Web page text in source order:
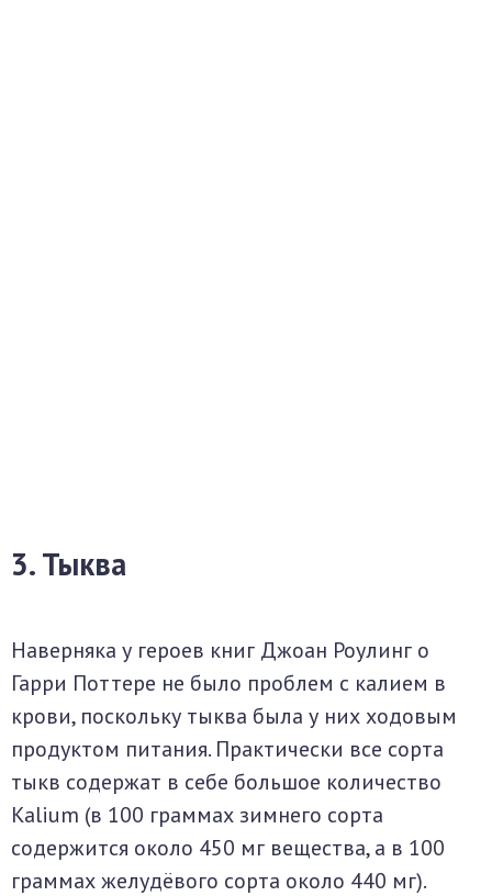
3. Тыква
Наверняка у героев книг Джоан Роулинг о
Гарри Поттере не было проблем с калием в
крови, поскольку тыква была у них ходовым
продуктом питания. Практически все сорта
тыкв содержат в себе большое количество
Kalium (в 100 граммах зимнего сорта
содержится около 450 мг вещества, а в 100
граммах желудёвого сорта около 440 мг).